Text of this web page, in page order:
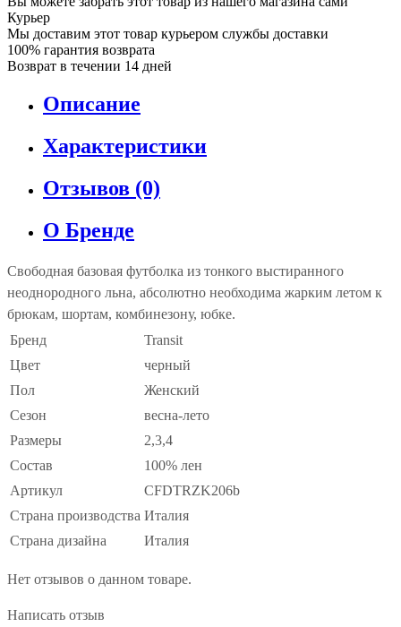
Курьер
Мы доставим этот товар курьером службы доставки
100% гарантия возврата
Возврат в течении 14 дней
Описание
Характеристики
Отзывов (0)
О Бренде
Свободная базовая футболка из тонкого выстиранного
неоднородного льна, абсолютно необходима жарким летом к
брюкам, шортам, комбинезону, юбке.
Бренд
Transit
Цвет
черный
Пол
Женский
Сезон
весна-лето
Размеры
2,3,4
Состав
100% лен
Артикул
CFDTRZK206b
Страна производства Италия
Страна дизайна
Италия
Нет отзывов о данном товаре.
Написать отзыв